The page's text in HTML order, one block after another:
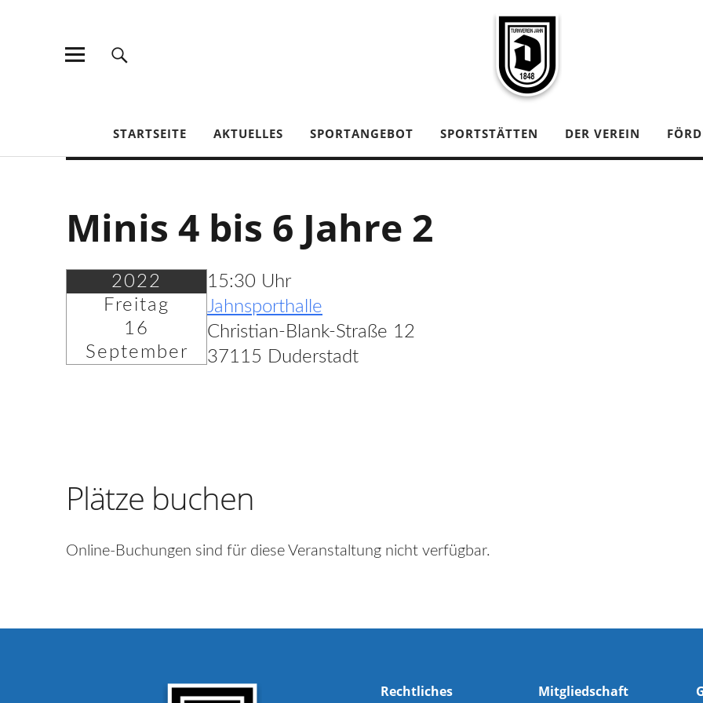
STARTSEITE AKTUELLES SPORTANGEBOT SPORTSTÄTTEN DER VEREIN
Minis 4 bis 6 Jahre 2
2022
Freitag
16
September
15:30 Uhr
Jahnsporthalle
Christian-Blank-Straße 12
37115 Duderstadt
Plätze buchen
Online-Buchungen sind für diese Veranstaltung nicht verfügbar.
Rechtliches Mitgliedschaft